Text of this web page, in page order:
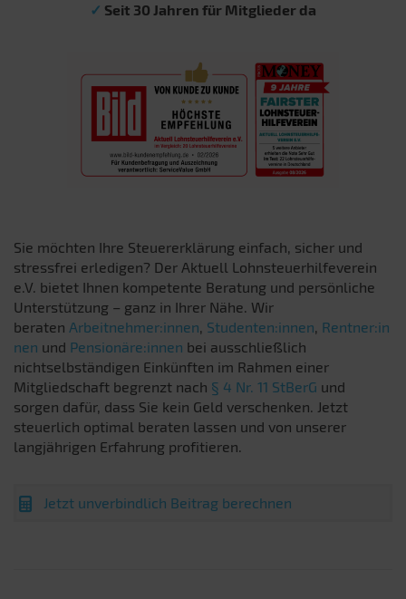
✓ Seit 30 Jahren für Mitglieder da
Sie möchten Ihre Steuererklärung einfach, sicher und
stressfrei erledigen? Der Aktuell Lohnsteuerhilfeverein
e.V. bietet Ihnen kompetente Beratung und persönliche
Unterstützung – ganz in Ihrer Nähe. Wir
beraten Arbeitnehmer:innen, Studenten:innen, Rentner:in
nen und Pensionäre:innen bei ausschließlich
nichtselbständigen Einkünften im Rahmen einer
Mitgliedschaft begrenzt nach § 4 Nr. 11 StBerG und
sorgen dafür, dass Sie kein Geld verschenken. Jetzt
steuerlich optimal beraten lassen und von unserer
langjährigen Erfahrung profitieren.
Jetzt unverbindlich Beitrag berechnen